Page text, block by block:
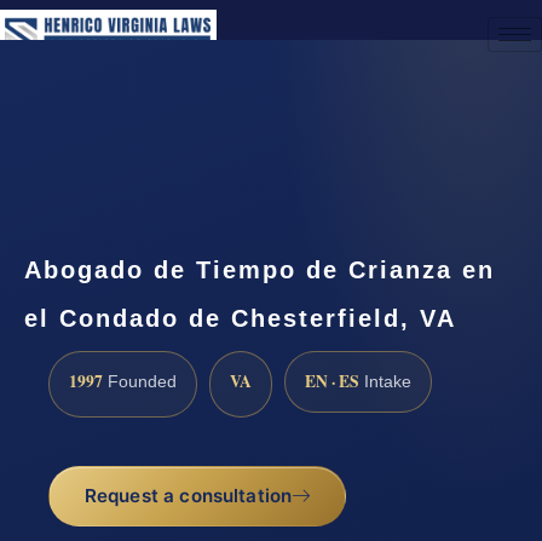
Abogado de Tiempo de Crianza en
el Condado de Chesterfield, VA
1997 Founded VA EN · ES Intake
Request a consultation